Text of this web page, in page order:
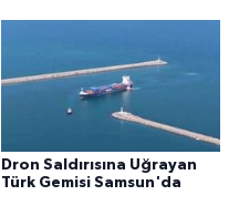
Dron Saldırısına Uğrayan
Türk Gemisi Samsun'da